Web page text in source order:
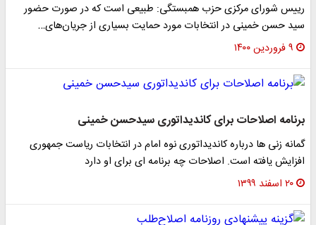
رییس شورای مرکزی حزب همبستگی: طبیعی است که در صورت حضور
سید حسن خمینی در انتخابات مورد حمایت بسیاری از جریان‌های…
۹ فروردین ۱۴۰۰
برنامه اصلاحات برای کاندیداتوری سیدحسن خمینی
گمانه زنی ها درباره کاندیداتوری نوه امام در انتخابات ریاست جمهوری
افزایش یافته است. اصلاحات چه برنامه ای برای او دارد
۲۰ اسفند ۱۳۹۹